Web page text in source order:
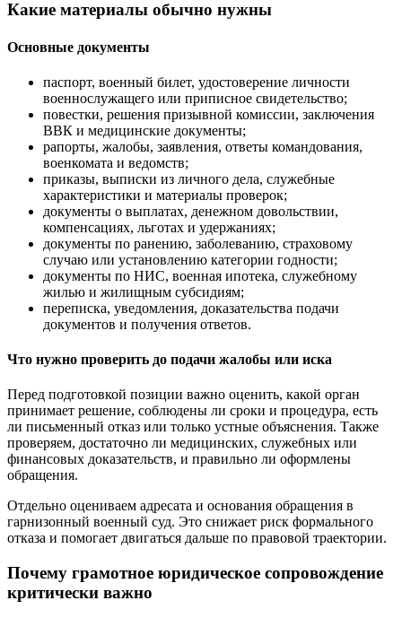
Какие материалы обычно нужны
Основные документы
паспорт, военный билет, удостоверение личности
военнослужащего или приписное свидетельство;
повестки, решения призывной комиссии, заключения
ВВК и медицинские документы;
рапорты, жалобы, заявления, ответы командования,
военкомата и ведомств;
приказы, выписки из личного дела, служебные
характеристики и материалы проверок;
документы о выплатах, денежном довольствии,
компенсациях, льготах и удержаниях;
документы по ранению, заболеванию, страховому
случаю или установлению категории годности;
документы по НИС, военная ипотека, служебному
жилью и жилищным субсидиям;
переписка, уведомления, доказательства подачи
документов и получения ответов.
Что нужно проверить до подачи жалобы или иска
Перед подготовкой позиции важно оценить, какой орган
принимает решение, соблюдены ли сроки и процедура, есть
ли письменный отказ или только устные объяснения. Также
проверяем, достаточно ли медицинских, служебных или
финансовых доказательств, и правильно ли оформлены
обращения.
Отдельно оцениваем адресата и основания обращения в
гарнизонный военный суд. Это снижает риск формального
отказа и помогает двигаться дальше по правовой траектории.
Почему грамотное юридическое сопровождение
критически важно